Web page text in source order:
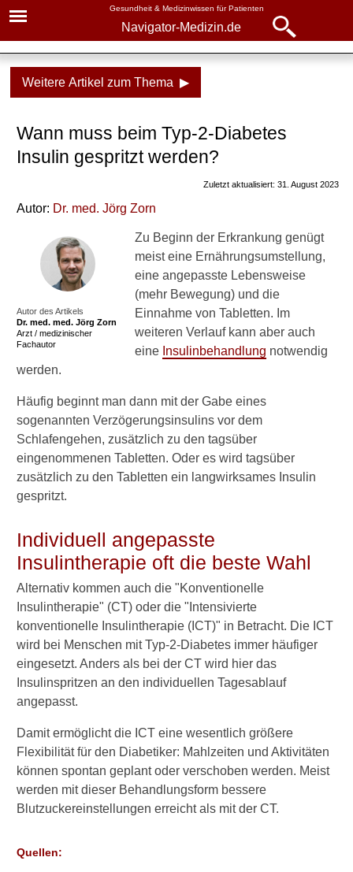
Gesundheit & Medizinwissen für Patienten
Navigator-Medizin.de
Weitere Artikel zum Thema ▶
Wann muss beim Typ-2-Diabetes
Insulin gespritzt werden?
Zuletzt aktualisiert: 31. August 2023
Autor: Dr. med. Jörg Zorn
Autor des Artikels
Dr. med. med. Jörg Zorn
Arzt / medizinischer
Fachautor
Zu Beginn der Erkrankung genügt
meist eine Ernährungsumstellung,
eine angepasste Lebensweise
(mehr Bewegung) und die
Einnahme von Tabletten. Im
weiteren Verlauf kann aber auch
eine Insulinbehandlung notwendig
werden.
Häufig beginnt man dann mit der Gabe eines
sogenannten Verzögerungsinsulins vor dem
Schlafengehen, zusätzlich zu den tagsüber
eingenommenen Tabletten. Oder es wird tagsüber
zusätzlich zu den Tabletten ein langwirksames Insulin
gespritzt.
Individuell angepasste
Insulintherapie oft die beste Wahl
Alternativ kommen auch die "Konventionelle
Insulintherapie" (CT) oder die "Intensivierte
konventionelle Insulintherapie (ICT)" in Betracht. Die ICT
wird bei Menschen mit Typ-2-Diabetes immer häufiger
eingesetzt. Anders als bei der CT wird hier das
Insulinspritzen an den individuellen Tagesablauf
angepasst.
Damit ermöglicht die ICT eine wesentlich größere
Flexibilität für den Diabetiker: Mahlzeiten und Aktivitäten
können spontan geplant oder verschoben werden. Meist
werden mit dieser Behandlungsform bessere
Blutzuckereinstellungen erreicht als mit der CT.
Quellen:
Navigator-Medizin.de
► Krankheiten
► Diagnostik & Laborwerte
► Therapieverfahren
► Medikamente
► Gesundheitsthemen
Navigator-
Medizin.de
▾
Diabetes, Typ 2
Ursachen
Symptome
Diagnostik
Blutzuckerwerte und
Blutzuckermessung
Behandlung
Grundlagen der
Behandlung
Wann mit Tabletten
beginnen?
Welches Medikament?
Sulfonylharnstoffe
Repaglinid
DPP-4-Inhibitoren
(Gliptine)
GLP-1-Analoga
Glukosidasehemmer
Exenatid und Sitagliptin:
Gefahr für die
Bauchspeicheldrüse?
Pflanzliche Wirkstoffe